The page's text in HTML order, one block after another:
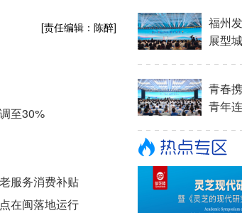
[责任编辑：陈醉]
至30%
服务消费补贴
在闽落地运行